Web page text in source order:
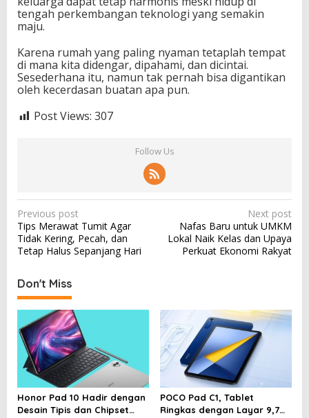
tengah perkembangan teknologi yang semakin
maju.
Karena rumah yang paling nyaman tetaplah tempat
di mana kita didengar, dipahami, dan dicintai.
Sesederhana itu, namun tak pernah bisa digantikan
oleh kecerdasan buatan apa pun.
Post Views: 307
Follow Us
P
o
s
n
a
v
i
g
a
t
Previous post
Tips Merawat Tumit Agar
Tidak Kering, Pecah, dan
Tetap Halus Sepanjang Hari
Next post
Nafas Baru untuk UMKM
Lokal Naik Kelas dan Upaya
Perkuat Ekonomi Rakyat
Don't Miss
Honor Pad 10 Hadir dengan
Desain Tipis dan Chipset
POCO Pad C1, Tablet
Ringkas dengan Layar 9,7